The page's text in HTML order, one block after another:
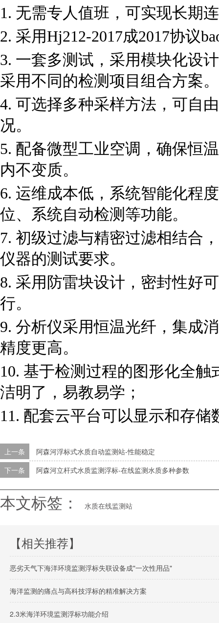
1. 无需专人值班，可实现长期
2. 采用Hj212-2017成2017协议
3. 一套多测试，采用模块化设
采用不同的检测项目组合方案。
4. 可选择多种采样方法，可自
况。
5. 配备微型工业空调，确保恒
内不变质。
6. 运维成本低，系统智能化程
位、系统自动检测等功能。
7. 初级过滤与精密过滤相结合
仪器的测试要求。
8. 采用防雷块设计，密封性好
行。
9. 分析仪采用恒温光纤，集成
精度更高。
10. 基于检测过程的图形化全
洁明了，易教易学；
11. 配套云平台可以显示和存
上一条
阿森河浮标式水质自动监测站-性能稳定
下一条
阿森河立杆式水质监测浮标-在线监测水质多种参数
本文标签： 水质在线监测站
【相关推荐】
恶劣天气下海洋环境监测浮标失联设备成"一次性用品"
海洋监测的痛点与高科技浮标的精准解决方案
2.3米海洋环境监测浮标功能介绍